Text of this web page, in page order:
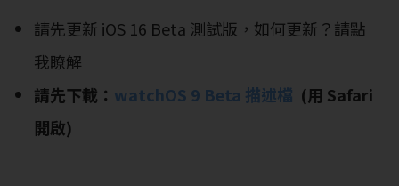
請先更新 iOS 16 Beta 測試版，如何更新？請點
我瞭解
請先下載： watchOS 9 Beta 描述檔 (用 Safari
開啟)